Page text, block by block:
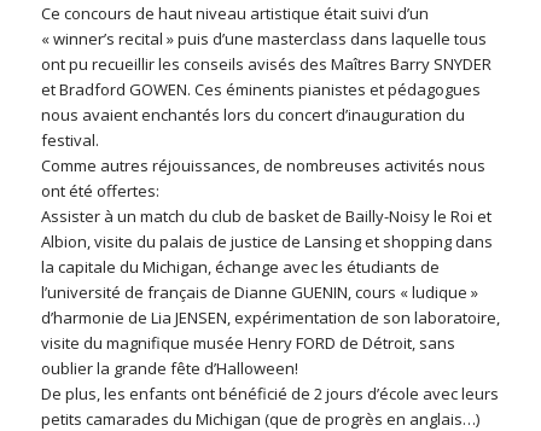
Ce concours de haut niveau artistique était suivi d’un
« winner’s recital » puis d’une masterclass dans laquelle tous
ont pu recueillir les conseils avisés des Maîtres Barry SNYDER
et Bradford GOWEN. Ces éminents pianistes et pédagogues
nous avaient enchantés lors du concert d’inauguration du
festival.
Comme autres réjouissances, de nombreuses activités nous
ont été offertes:
Assister à un match du club de basket de Bailly-Noisy le Roi et
Albion, visite du palais de justice de Lansing et shopping dans
la capitale du Michigan, échange avec les étudiants de
l’université de français de Dianne GUENIN, cours « ludique »
d’harmonie de Lia JENSEN, expérimentation de son laboratoire,
visite du magnifique musée Henry FORD de Détroit, sans
oublier la grande fête d’Halloween!
De plus, les enfants ont bénéficié de 2 jours d’école avec leurs
petits camarades du Michigan (que de progrès en anglais…)